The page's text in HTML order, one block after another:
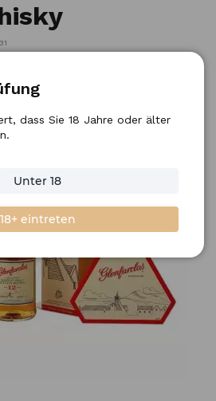
dass Sie 18 Jahre oder älter
Unter 18
18+ eintreten